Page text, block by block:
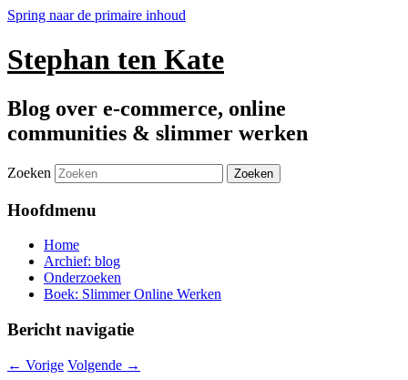
Spring naar de primaire inhoud
Stephan ten Kate
Blog over e-commerce, online
communities & slimmer werken
Zoeken
Hoofdmenu
Home
Archief: blog
Onderzoeken
Boek: Slimmer Online Werken
Bericht navigatie
← Vorige Volgende →